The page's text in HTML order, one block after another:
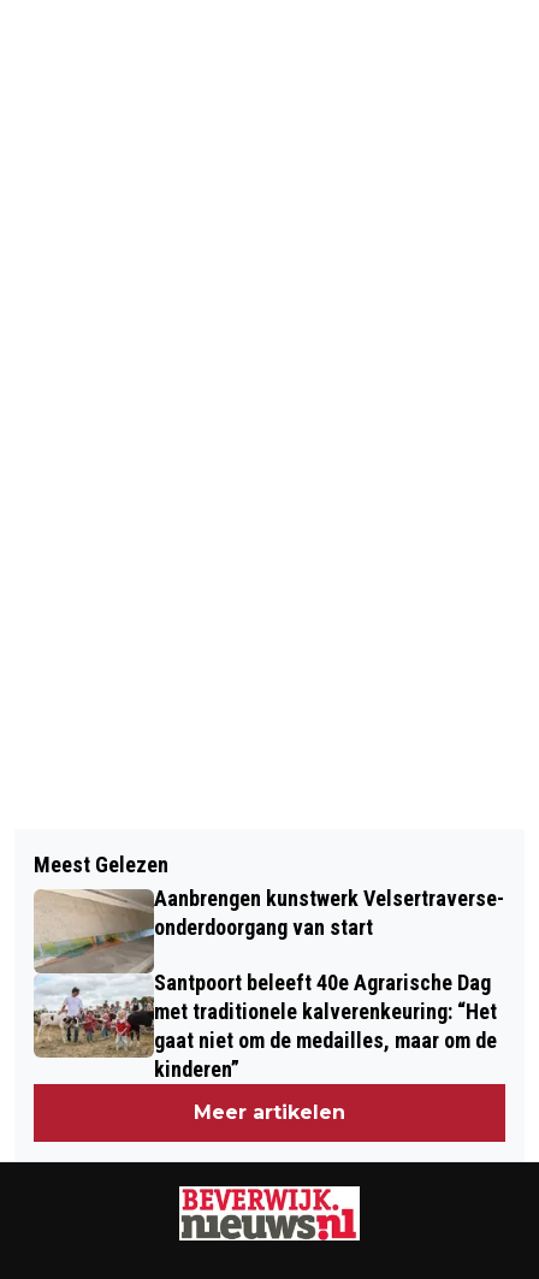
HAVENTEAM VELSEN ONTDEKT RUIM
500 HENNEPPLANTEN TIJDENS
CONTROLE
BEVERWIJK IN TOP-5 RIJDEN ONDER
INVLOED, CASTRICUM JUIST WEINIG
ALCOHOL ACHTER HET STUUR
Meest Gelezen
Aanbrengen kunstwerk Velsertraverse-
onderdoorgang van start
Santpoort beleeft 40e Agrarische Dag
met traditionele kalverenkeuring: “Het
gaat niet om de medailles, maar om de
kinderen”
Meer artikelen